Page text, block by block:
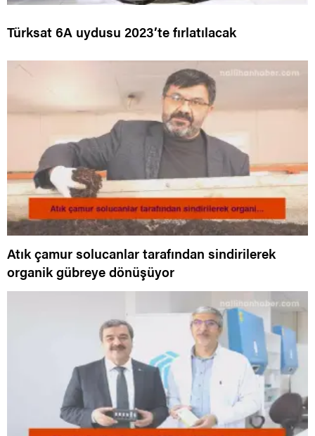
Türksat 6A uydusu 2023’te fırlatılacak
Atık çamur solucanlar tarafından sindirilerek
organik gübreye dönüşüyor